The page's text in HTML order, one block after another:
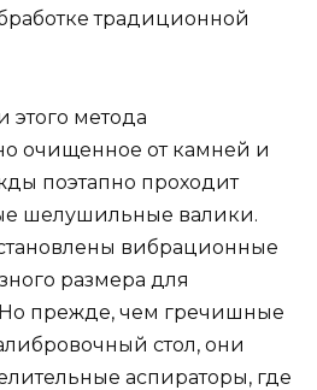
традиционной
этого метода
очищенное от камней и
поэтапно проходит
шелушильные валики.
вибрационные
размера для
прежде, чем гречишные
стол, они
аспираторы, где